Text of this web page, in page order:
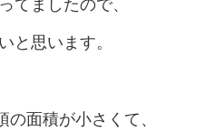
てましたので、
と思います。
面積が小さくて、